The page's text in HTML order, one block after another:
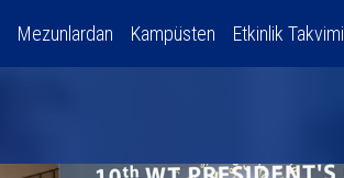
Mezunlardan Kampüsten Etkinlik Takvimi